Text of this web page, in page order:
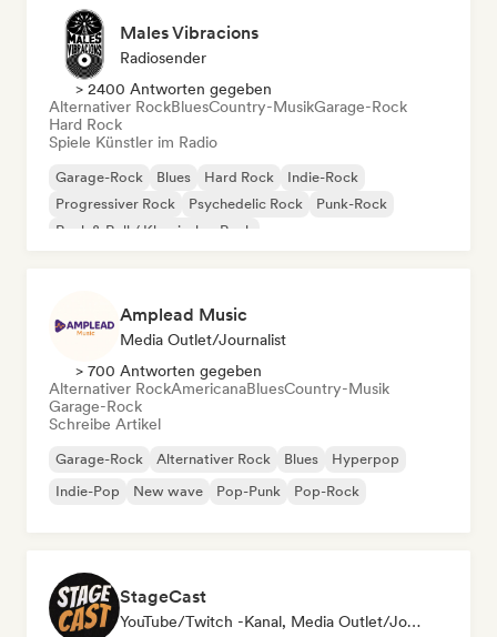
Males Vibracions
Radiosender
> 2400 Antworten gegeben
Alternativer RockBluesCountry-MusikGarage-Rock
Hard Rock
Spiele Künstler im Radio
Garage-Rock Blues Hard Rock
Indie-Rock
Progressiver Rock
Psychedelic Rock
Punk-Rock
Rock & Roll / Klassischer Rock
Amplead Music
Media Outlet/Journalist
> 700 Antworten gegeben
Alternativer RockAmericanaBluesCountry-Musik
Garage-Rock
Schreibe Artikel
Garage-Rock Alternativer Rock Blues
Hyperpop
Indie-Pop
New wave Pop-Punk Pop-Rock
StageCast
YouTube/Twitch -Kanal, Media Outlet/Journalist, Mentorin, Social Media Influencer, Sound Experte